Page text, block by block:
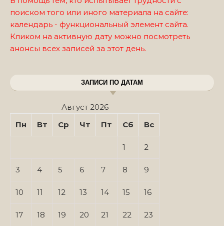
поиском того или иного материала на сайте:
календарь - функциональный элемент сайта.
Кликом на активную дату можно посмотреть
анонсы всех записей за этот день.
ЗАПИСИ ПО ДАТАМ
Август 2026
Пн
Вт Ср Чт Пт Сб Вс
1 2
3 4 5 6 7 8 9
10 11 12 13 14 15 16
17 18 19 20 21 22 23